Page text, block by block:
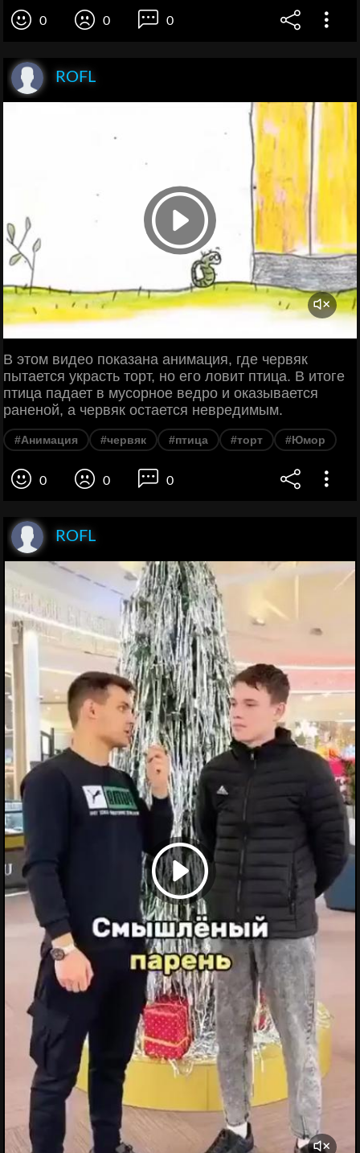
0 0 0
ROFL
В этом видео показана анимация, где червяк
пытается украсть торт, но его ловит птица. В итоге
птица падает в мусорное ведро и оказывается
раненой, а червяк остается невредимым.
#Анимация #червяк #птица #торт #Юмор
0 0 0
ROFL